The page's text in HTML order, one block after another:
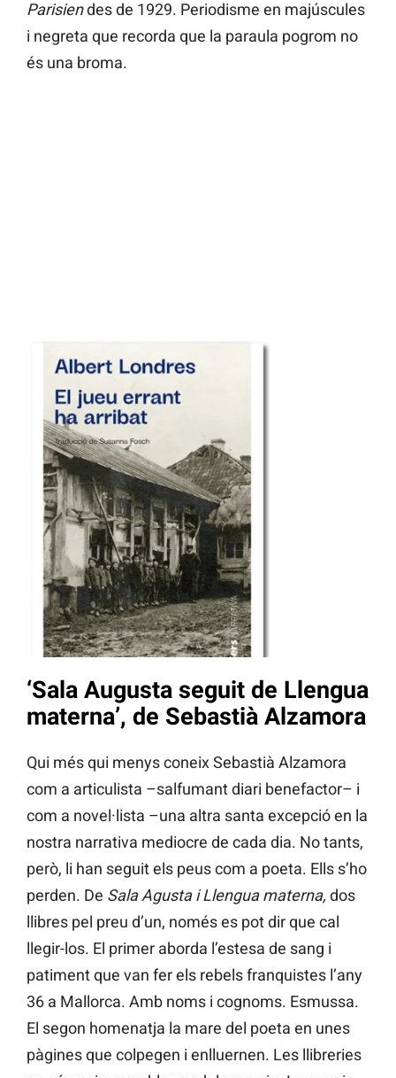
Parisiendes de 1929. Periodisme en majúscules
i negreta que recorda que la paraula pogrom no
és una broma.
‘Sala Augusta seguit de Llengua
materna’, de Sebastià Alzamora
Qui més qui menys coneix Sebastià Alzamora
com a articulista –salfumant diari benefactor– i
com a novel·lista –una altra santa excepció en la
nostra narrativa mediocre de cada dia. No tants,
però, li han seguit els peus com a poeta. Ells s’ho
perden. De Sala Agusta i Llengua materna, dos
llibres pel preu d’un, només es pot dir que cal
llegir-los. El primer aborda l’estesa de sang i
patiment que van fer els rebels franquistes l’any
36 a Mallorca. Amb noms i cognoms. Esmussa.
El segon homenatja la mare del poeta en unes
pàgines que colpegen i enlluernen. Les llibreries